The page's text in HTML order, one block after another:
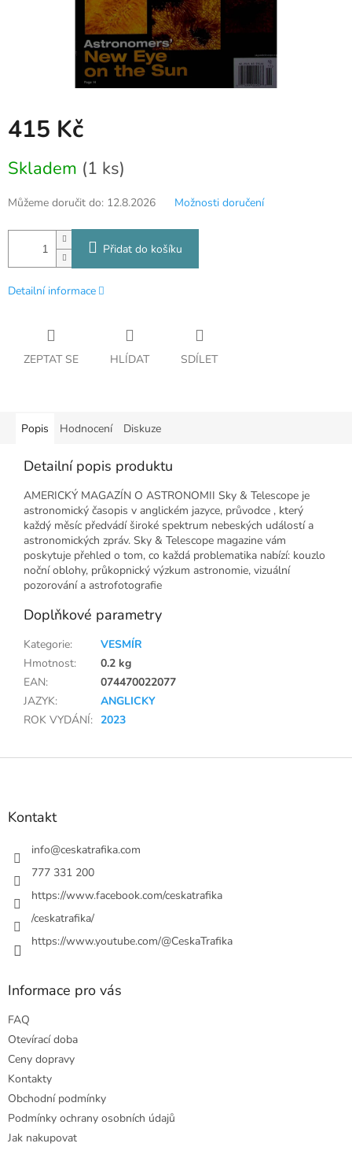
415 Kč
cena:
Skladem (1 ks)
Můžeme doručit do: 12.8.2026 Možnosti doručení
Přidat do košíku
Detailní informace
ZEPTAT SE HLÍDAT SDÍLET
Popis Hodnocení Diskuze
Detailní popis produktu
AMERICKÝ MAGAZÍN O ASTRONOMII Sky & Telescope je
astronomický časopis v anglickém jazyce, průvodce , který
každý měsíc předvádí široké spektrum nebeských událostí a
astronomických zpráv. Sky & Telescope magazine vám
poskytuje přehled o tom, co každá problematika nabízí: kouzlo
noční oblohy, průkopnický výzkum astronomie, vizuální
pozorování a astrofotografie
Doplňkové parametry
Kategorie:
VESMÍR
Hmotnost:
0.2 kg
EAN:
074470022077
JAZYK:
ANGLICKY
ROK VYDÁNÍ: 2023
Z
Kontakt
info@ceskatrafika.com
777 331 200
https://www.facebook.com/ceskatrafika
/ceskatrafika/
https://www.youtube.com/@CeskaTrafika
Informace pro vás
FAQ
Otevírací doba
Ceny dopravy
Kontakty
Obchodní podmínky
Podmínky ochrany osobních údajů
Jak nakupovat